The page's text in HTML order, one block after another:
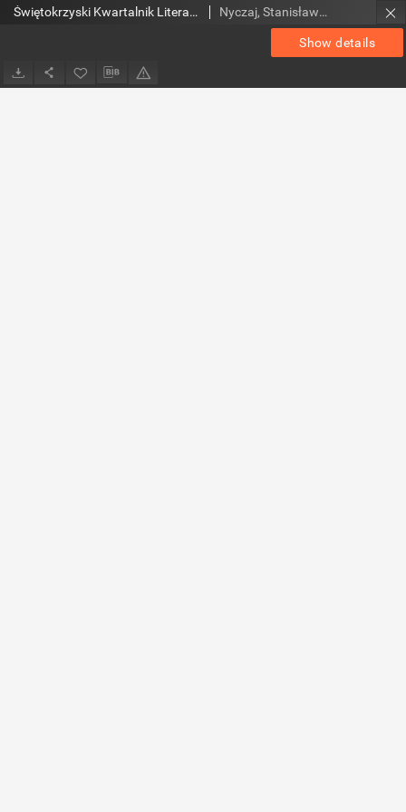
Show details
Świętokrzyski Kwartalnik Literacki, 2015, nr 1-2 (47-48) Nyczaj, Stanisław (1943- ). Red.